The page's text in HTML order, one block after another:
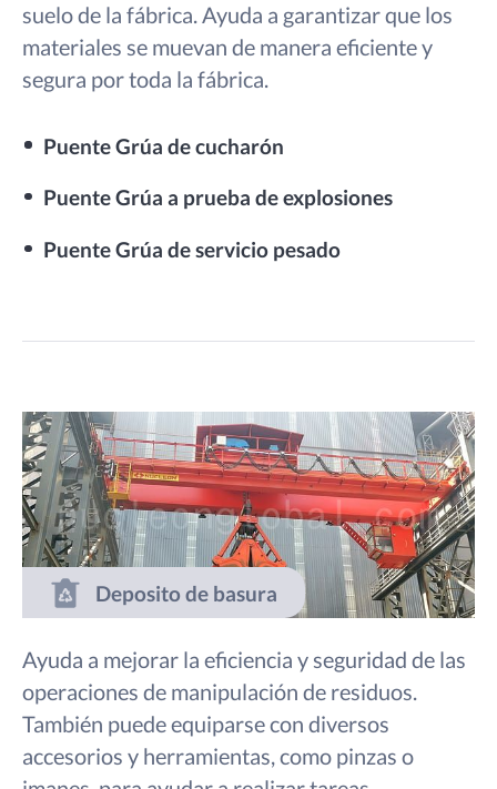
suelo de la fábrica. Ayuda a garantizar que los
materiales se muevan de manera eficiente y
segura por toda la fábrica.
Puente Grúa de cucharón
Puente Grúa a prueba de explosiones
Puente Grúa de servicio pesado
Deposito de basura
Ayuda a mejorar la eficiencia y seguridad de las
operaciones de manipulación de residuos.
También puede equiparse con diversos
accesorios y herramientas, como pinzas o